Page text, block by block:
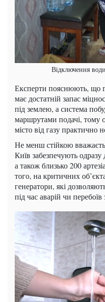
Відключення
Експерти пояснюють, що
має достатній запас
під землею, а система
маршрутами подачі, тому
місто від газу практично
Не менш стійкою
Київ забезпечують одразу
а також близько 200
того, на критичних
генератори, які
під час аварій чи